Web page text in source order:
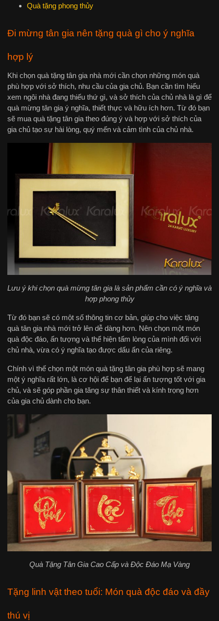
Quà tặng phong thủy
Đi mừng tân gia nên tặng quà gì cho ý nghĩa
hợp lý
Khi chọn quà tặng tân gia nhà mới cần chọn những món quà
phù hợp với sở thích, nhu cầu của gia chủ. Bạn cần tìm hiểu
xem ngôi nhà đang thiếu thứ gì, và sở thích của chủ nhà là gì để
quà mừng tân gia ý nghĩa, thiết thực và hữu ích hơn. Từ đó bạn
sẽ mua quà tặng tân gia theo đúng ý và hợp với sở thích của
gia chủ tạo sự hài lòng, quý mến và cảm tình của chủ nhà.
Lưu ý khi chọn quà mừng tân gia là sản phẩm cần có ý nghĩa và
hợp phong thủy
Từ đó bạn sẽ có một số thông tin cơ bản, giúp cho việc tặng
quà tân gia nhà mới trở lên dễ dàng hơn. Nên chọn một món
quà độc đáo, ấn tượng và thể hiện tấm lòng của mình đối với
chủ nhà, vừa có ý nghĩa tạo được dấu ấn của riêng.
Chính vì thế chọn một món quà tặng tân gia phù hợp sẽ mang
một ý nghĩa rất lớn, là cơ hội để bạn để lại ấn tượng tốt với gia
chủ, và sẽ góp phần gia tăng sự thân thiết và kính trọng hơn
của gia chủ dành cho bạn.
Quà Tặng Tân Gia Cao Cấp và Độc Đáo Mạ Vàng
Tặng linh vật theo tuổi: Món quà độc đáo và đầy
thú vị